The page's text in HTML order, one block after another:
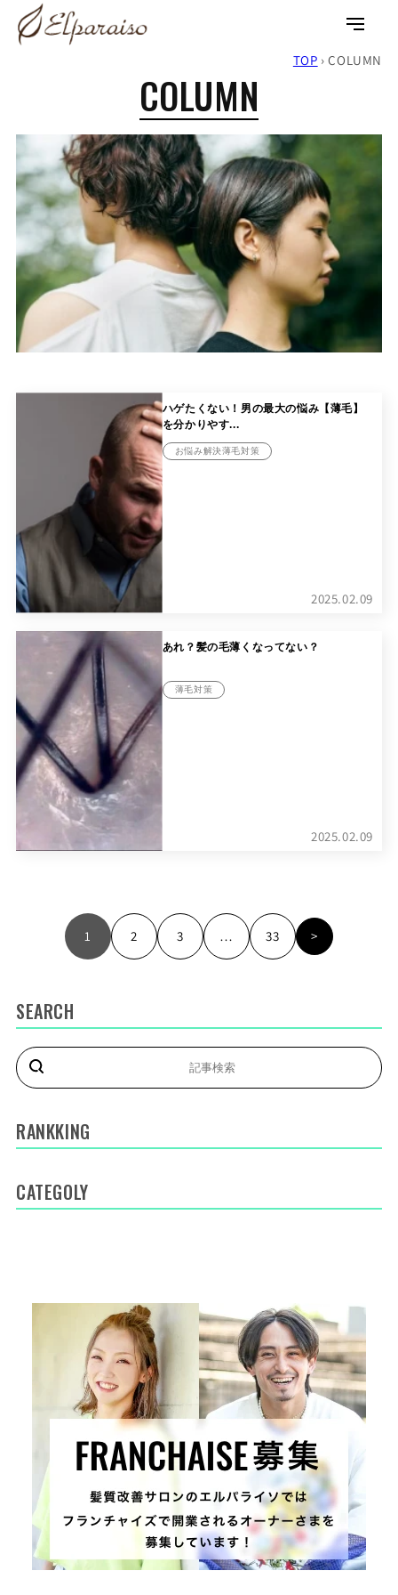
コンテ
ンツに
進む
ン
TOP › COLUMN
COLUMN
SEARCH
RANKKING
CATEGOLY
ハゲたくない！男の最大の悩み【薄毛】
を分かりやす...
お悩み解決薄毛対策
2025.02.09
あれ？髪の毛薄くなってない？
薄毛対策
2025.02.09
1 2 3 … 33 >